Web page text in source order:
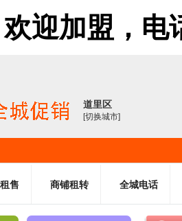
迎加盟，
道里区
[切换城市]
售 商铺租转 全城电话